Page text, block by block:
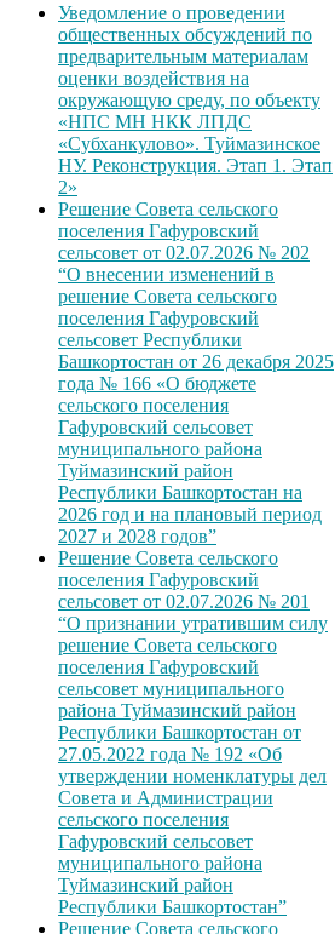
Уведомление о проведении
общественных обсуждений по
предварительным материалам
оценки воздействия на
окружающую среду, по объекту
«НПС МН НКК ЛПДС
«Субханкулово». Туймазинское
НУ. Реконструкция. Этап 1. Этап
2»
Решение Совета сельского
поселения Гафуровский
сельсовет от 02.07.2026 № 202
“О внесении изменений в
решение Совета сельского
поселения Гафуровский
сельсовет Республики
Башкортостан от 26 декабря 2025
года № 166 «О бюджете
сельского поселения
Гафуровский сельсовет
муниципального района
Туймазинский район
Республики Башкортостан на
2026 год и на плановый период
2027 и 2028 годов”
Решение Совета сельского
поселения Гафуровский
сельсовет от 02.07.2026 № 201
“О признании утратившим силу
решение Совета сельского
поселения Гафуровский
сельсовет муниципального
района Туймазинский район
Республики Башкортостан от
27.05.2022 года № 192 «Об
утверждении номенклатуры дел
Совета и Администрации
сельского поселения
Гафуровский сельсовет
муниципального района
Туймазинский район
Республики Башкортостан”
Решение Совета сельского